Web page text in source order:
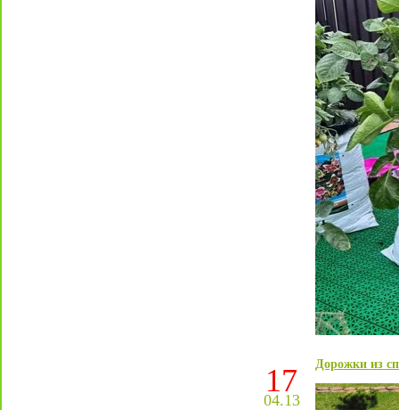
17
04.13
Дорожки из